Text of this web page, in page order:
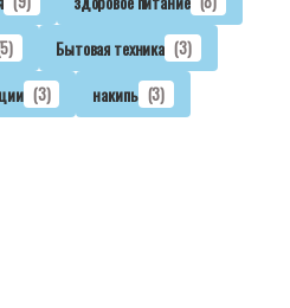
Бытовая техника (3)
(3) накипь (3)